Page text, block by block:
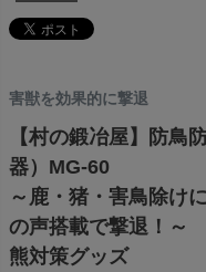
害獣を効果的に撃退
【村の鍛冶屋】防鳥
器）MG-60
～鹿・猪・害鳥除け
の声搭載で撃退！～
熊対策グッズ